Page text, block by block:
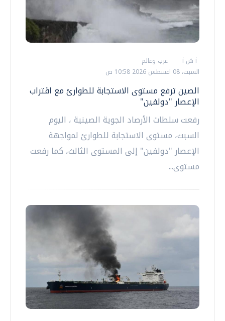
أ ش أ
عرب وعالم
السبت، 08 اغسطس 2026 10:58 ص
الصين ترفع مستوى الاستجابة للطوارئ مع اقتراب
الإعصار "دولفين"
رفعت سلطات الأرصاد الجوية الصينية ، اليوم
السبت، مستوى الاستجابة للطوارئ لمواجهة
الإعصار "دولفين" إلى المستوى الثالث، كما رفعت
مستوى...